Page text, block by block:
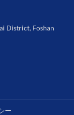
District, Foshan
ー